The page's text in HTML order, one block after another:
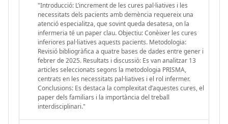
"Introducció: L’increment de les cures pal·liatives i les
necessitats dels pacients amb demència requereix una
atenció especialitza, que sovint queda desatesa, on la
infermeria té un paper clau. Objectiu: Conèixer les cures
inferiores pal·liatives aquests pacients. Metodologia:
Revisió bibliogràfica a quatre bases de dades entre gener i
febrer de 2025. Resultats i discussió: Es van analitzar 13
articles seleccionats segons la metodologia PRISMA,
centrats en les necessitats pal·liatives i el rol infermer.
Conclusions: Es destaca la complexitat d’aquestes cures, el
paper dels familiars i la importància del treball
interdisciplinari."